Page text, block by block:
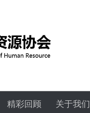
精彩回顾 关于我们